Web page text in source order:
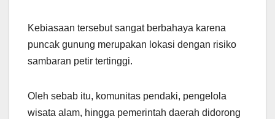
Kebiasaan tersebut sangat berbahaya karena
puncak gunung merupakan lokasi dengan risiko
sambaran petir tertinggi.
Oleh sebab itu, komunitas pendaki, pengelola
wisata alam, hingga pemerintah daerah didorong